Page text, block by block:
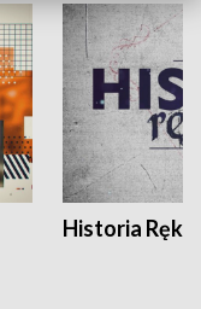
Historia Ręką